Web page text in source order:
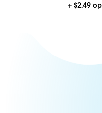
+ $2.49